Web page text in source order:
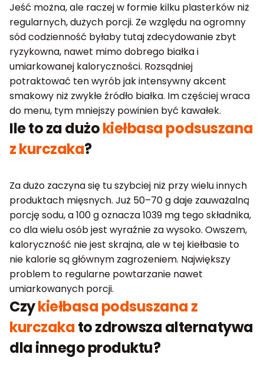
Jeść można, ale raczej w formie kilku plasterków niż
regularnych, dużych porcji. Ze względu na ogromny
sód codzienność byłaby tutaj zdecydowanie zbyt
ryzykowna, nawet mimo dobrego białka i
umiarkowanej kaloryczności. Rozsądniej
potraktować ten wyrób jak intensywny akcent
smakowy niż zwykłe źródło białka. Im częściej wraca
do menu, tym mniejszy powinien być kawałek.
Ile to za dużokiełbasa podsuszana
z kurczaka?
Za dużo zaczyna się tu szybciej niż przy wielu innych
produktach mięsnych. Już 50–70 g daje zauważalną
porcję sodu, a 100 g oznacza 1039 mg tego składnika,
co dla wielu osób jest wyraźnie za wysoko. Owszem,
kaloryczność nie jest skrajna, ale w tej kiełbasie to
nie kalorie są głównym zagrożeniem. Największy
problem to regularne powtarzanie nawet
umiarkowanych porcji.
Czykiełbasa podsuszana z
kurczakato zdrowsza alternatywa
dla innego produktu?